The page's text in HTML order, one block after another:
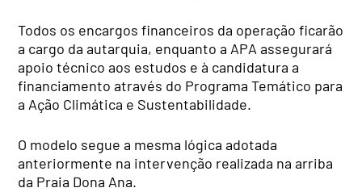
Todos os encargos financeiros da operação ficarão
a cargo da autarquia, enquanto a APA assegurará
apoio técnico aos estudos e à candidatura a
financiamento através do Programa Temático para
a Ação Climática e Sustentabilidade.
O modelo segue a mesma lógica adotada
anteriormente na intervenção realizada na arriba
da Praia Dona Ana.